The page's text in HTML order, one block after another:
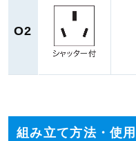
O2
組み立て方法・使